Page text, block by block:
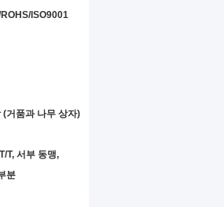
ISO9001
(거품과 나무 상자)
T, 서부 동맹,
분